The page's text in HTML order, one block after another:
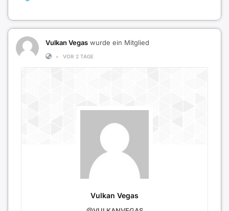
Vulkan Vegas wurde ein Mitglied
•
VOR 2 TAGE
Vulkan Vegas